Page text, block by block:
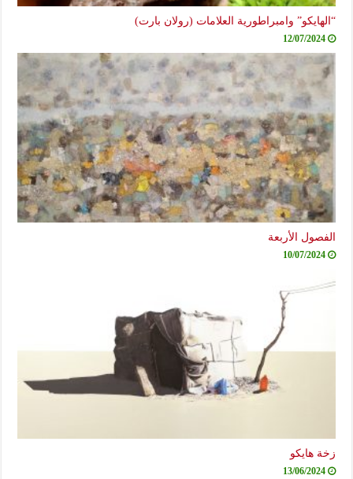
“الهايكو” وامبراطورية العلامات (رولان بارت)
12/07/2024
الفصول الأربعة
10/07/2024
زخة هايكو
13/06/2024